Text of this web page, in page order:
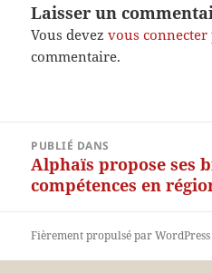
Laisser un
Vous devezvous connecter
commentaire.
l’article
PUBLIÉ DANS
Alphaïs propose ses
compétences en
Fièrement propulsé par WordPress